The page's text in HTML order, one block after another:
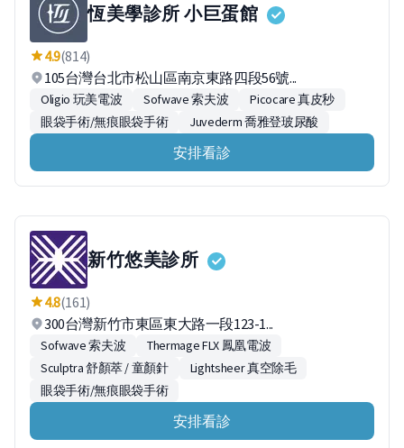
恆美學診所 小巨蛋館
4.9(814)
105台灣台北市松山區南京東路四段56號...
Oligio 玩美電波 Sofwave 索夫波
Picocare 真皮秒
眼袋手術/無痕眼袋手術
Juvederm 喬雅登玻尿酸
安排看診
新竹悠美診所
4.8(161)
300台灣新竹市東區東大路一段123-1...
Sofwave 索夫波
Thermage FLX 鳳凰電波
Sculptra 舒顏萃 / 童顏針
Lightsheer 真空除毛
眼袋手術/無痕眼袋手術
安排看診